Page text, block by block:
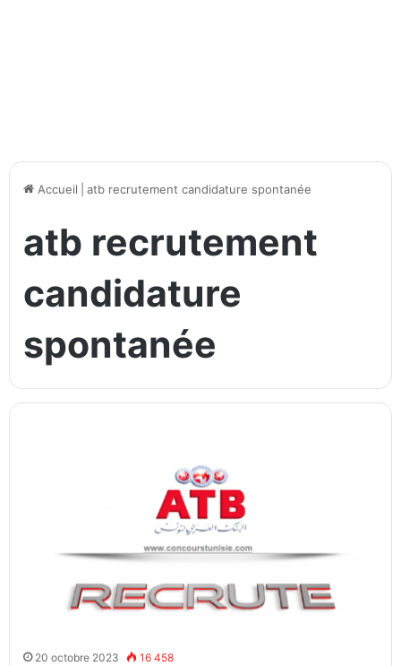
Accueil atb recrutement candidature spontanée
atb recrutement
candidature
spontanée
20 octobre 2023 16 458